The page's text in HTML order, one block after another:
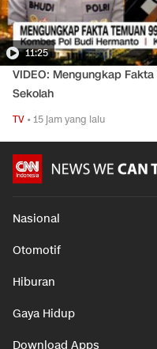
11:25
VIDEO: Mengungkap
Sekolah
TV •15 jam yang lalu
Nasional
Otomotif
Hiburan
Gaya Hidup
Download Apps